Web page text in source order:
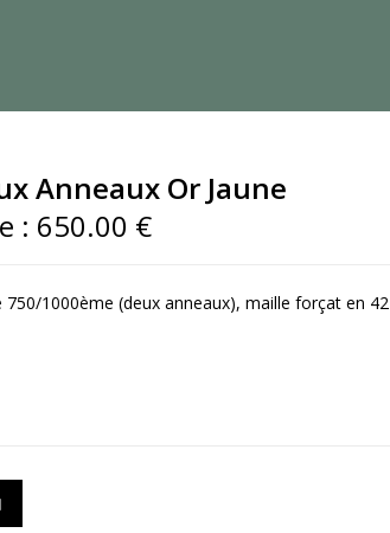
Anneaux Or Jaune
: 650.00 €
750/1000ème (deux anneaux), maille forçat en 42